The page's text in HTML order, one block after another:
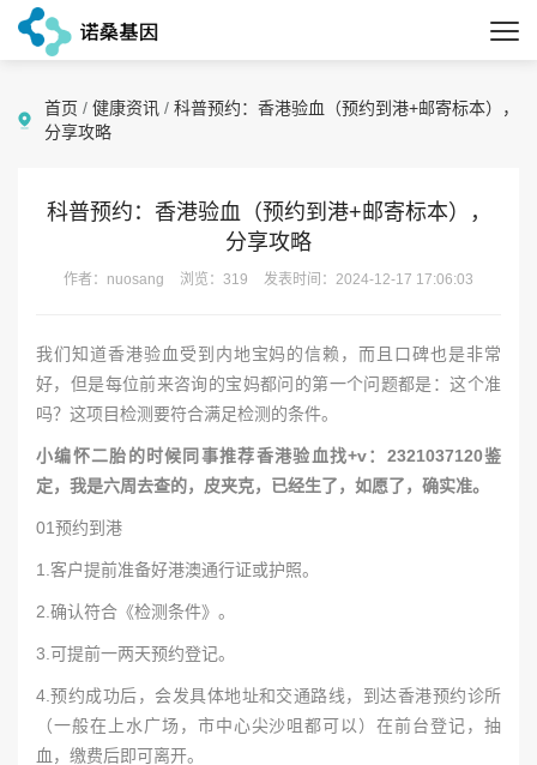
首页 / 健康资讯 / 科普预约：香港验血（预约到港+邮寄标本），
分享攻略
科普预约：香港验血（预约到港+邮寄标本），
分享攻略
作者：nuosang 浏览：319 发表时间：2024-12-17 17:06:03
我们知道香港验血受到内地宝妈的信赖，而且口碑也是非常
好，但是每位前来咨询的宝妈都问的第一个问题都是：这个准
吗？这项目检测要符合满足检测的条件。
小编怀二胎的时候同事推荐香港验血找+v：2321037120鉴
定，我是六周去查的，皮夹克，已经生了，如愿了，确实准。
01预约到港
1.客户提前准备好港澳通行证或护照。
2.确认符合《检测条件》。
3.可提前一两天预约登记。
4.预约成功后，会发具体地址和交通路线，到达香港预约诊所
（一般在上水广场，市中心尖沙咀都可以）在前台登记，抽
血，缴费后即可离开。